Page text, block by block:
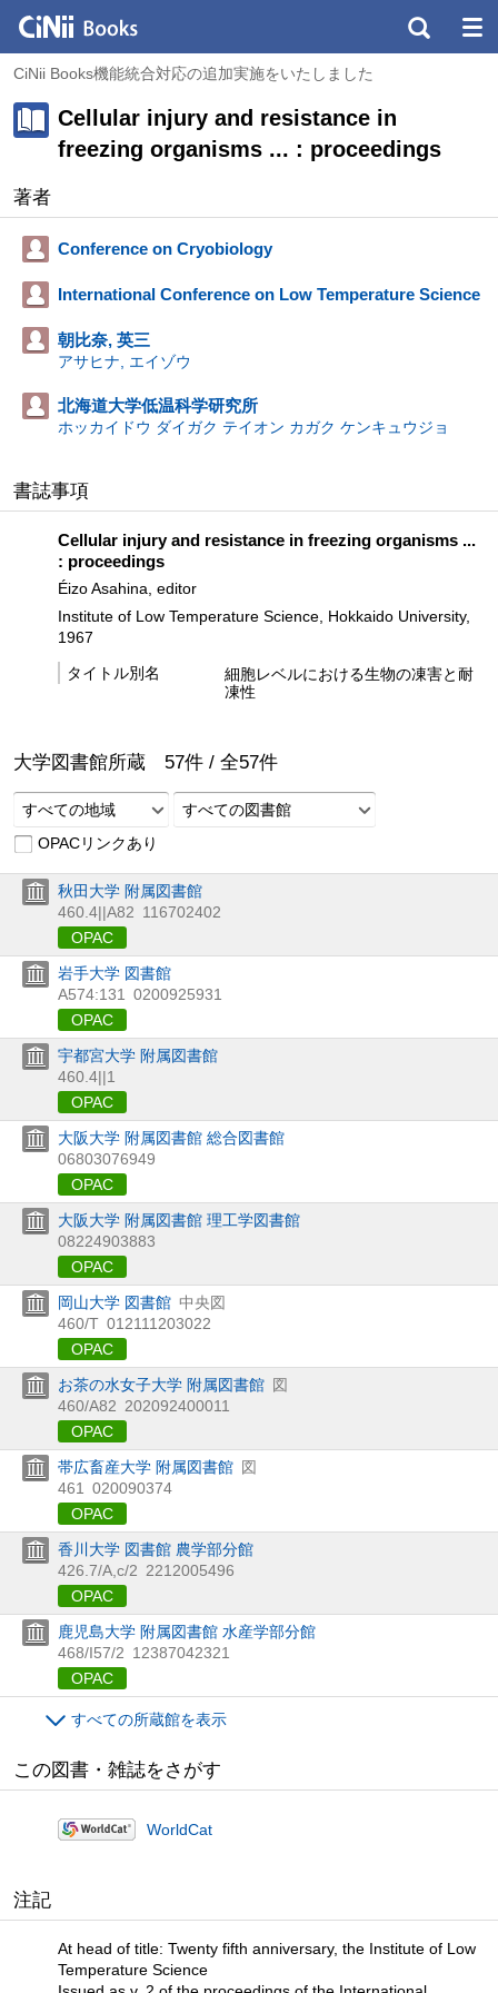
CiNii Books機能統合対応の追加実施をいたしました
Cellular injury and resistance in
freezing organisms ... : proceedings
著者
Conference on Cryobiology
International Conference on Low Temperature Science
朝比奈, 英三
アサヒナ, エイゾウ
北海道大学低温科学研究所
ホッカイドウ ダイガク テイオン カガク ケンキュウジョ
書誌事項
Cellular injury and resistance in freezing organisms ...
: proceedings
Éizo Asahina, editor
Institute of Low Temperature Science, Hokkaido University,
1967
タイトル別名
細胞レベルにおける生物の凍害と耐
凍性
大学図書館所蔵 57件 / 全57件
すべての地域
すべての図書館
OPACリンクあり
秋田大学 附属図書館
460.4||A82 116702402
OPAC
岩手大学 図書館
A574:131
0200925931
OPAC
宇都宮大学 附属図書館
460.4||1
OPAC
大阪大学 附属図書館 総合図書館
06803076949
OPAC
大阪大学 附属図書館 理工学図書館
08224903883
OPAC
岡山大学 図書館 中央図
460/T 012111203022
OPAC
お茶の水女子大学 附属図書館 図
460/A82 202092400011
OPAC
帯広畜産大学 附属図書館 図
461
020090374
OPAC
香川大学 図書館 農学部分館
426.7/A,c/2 2212005496
OPAC
鹿児島大学 附属図書館 水産学部分館
468/I57/2 12387042321
OPAC
すべての所蔵館を表示
この図書・雑誌をさがす
WorldCat
注記
At head of title: Twenty fifth anniversary, the Institute of Low
Temperature Science